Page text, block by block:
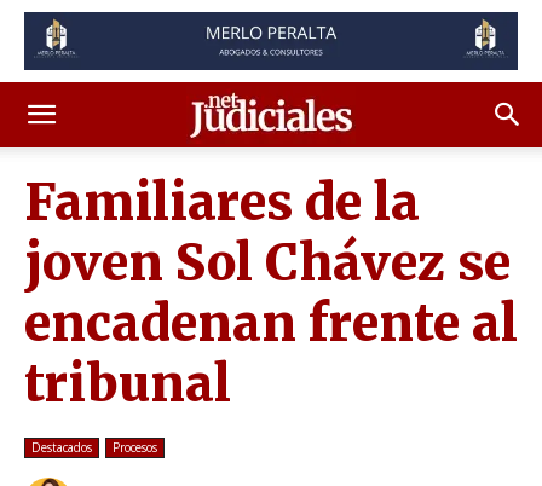
Familiares de la
joven Sol Chávez se
encadenan frente al
tribunal
Destacados Procesos